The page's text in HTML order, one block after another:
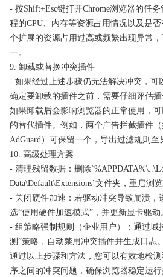
- 按Shift+Esc键打开Chrome浏览器的任
程的CPU、内存等资源占用情况以及是
个扩展的资源占用过高或频繁出现异常
一。
9. 卸载或替换冲突插件
- 如果经过上述步骤仍无法解决冲突，可
确定要卸载的插件之前，需要仔细评估插
如果卸载后会影响浏览器的正常使用，
的替代插件。例如，两个广告拦截插件
AdGuard）可保留一个，导出过滤规则至
10. 高级处理方案
- 清理残留数据：删除
Data\Default\Extensions`文件夹，重启浏
- 关闭硬件加速：若驱动冲突导致崩溃，
选“使用硬件加速模式”，并更新显卡驱动
- 组策略强制规则（企业用户）：通过域
测”策略，自动禁用冲突插件并生成日志。
通过以上步骤和方法，您可以有效地检
序之间的冲突问题，确保浏览器稳定运行